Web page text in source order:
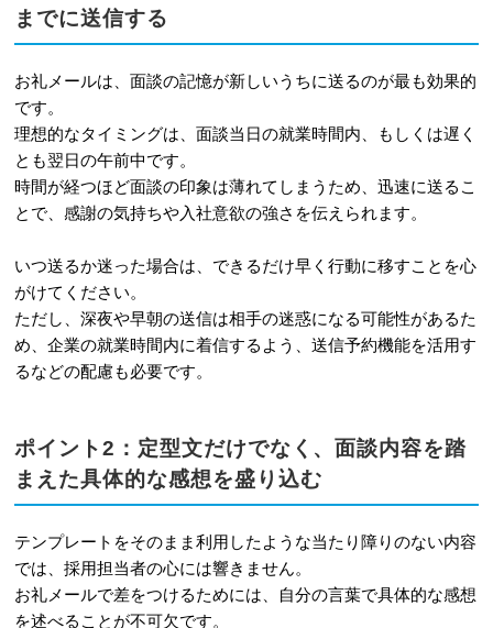
までに送信する
お礼メールは、面談の記憶が新しいうちに送るのが最も効果的
です。
理想的なタイミングは、面談当日の就業時間内、もしくは遅く
とも翌日の午前中です。
時間が経つほど面談の印象は薄れてしまうため、迅速に送るこ
とで、感謝の気持ちや入社意欲の強さを伝えられます。
いつ送るか迷った場合は、できるだけ早く行動に移すことを心
がけてください。
ただし、深夜や早朝の送信は相手の迷惑になる可能性があるた
め、企業の就業時間内に着信するよう、送信予約機能を活用す
るなどの配慮も必要です。
ポイント2：定型文だけでなく、面談内容を踏
まえた具体的な感想を盛り込む
テンプレートをそのまま利用したような当たり障りのない内容
では、採用担当者の心には響きません。
お礼メールで差をつけるためには、自分の言葉で具体的な感想
を述べることが不可欠です。